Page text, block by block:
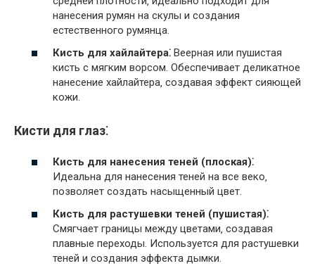
нанесения румян на скулы и создания
естественного румянца.
Кисть для хайлайтера⁚ Веерная или пушистая
кисть с мягким ворсом. Обеспечивает деликатное
нанесение хайлайтера‚ создавая эффект сияющей
кожи.
Кисти для глаз⁚
Кисть для нанесения теней (плоская)⁚
Идеальна для нанесения теней на все веко‚
позволяет создать насыщенный цвет.
Кисть для растушевки теней (пушистая)⁚
Смягчает границы между цветами‚ создавая
плавные переходы. Используется для растушевки
теней и создания эффекта дымки.